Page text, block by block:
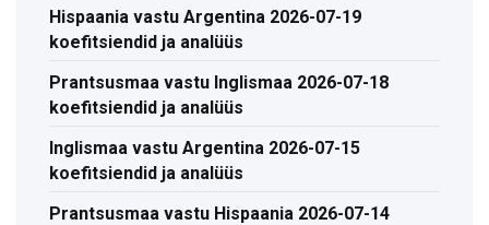
Hispaania vastu Argentina 2026-07-19
koefitsiendid ja analüüs
Prantsusmaa vastu Inglismaa 2026-07-18
koefitsiendid ja analüüs
Inglismaa vastu Argentina 2026-07-15
koefitsiendid ja analüüs
Prantsusmaa vastu Hispaania 2026-07-14